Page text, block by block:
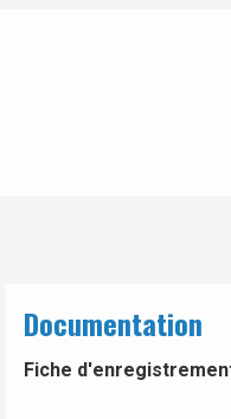
Documentation
Fiche